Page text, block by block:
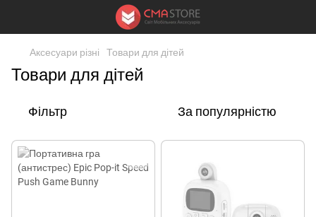
Аксесуари різні Товари для дітей
Товари для дітей
Фільтр За популярністю